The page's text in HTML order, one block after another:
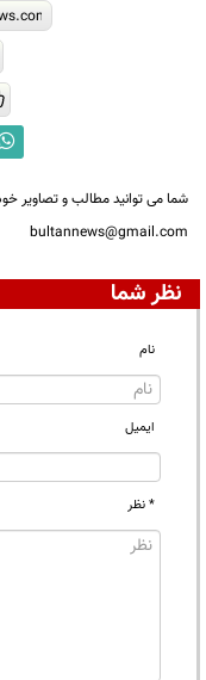
شما می توانید مطالب و تصاویر
bultannews@gmail.com
نظر شما
نام
ایمیل
* نظر